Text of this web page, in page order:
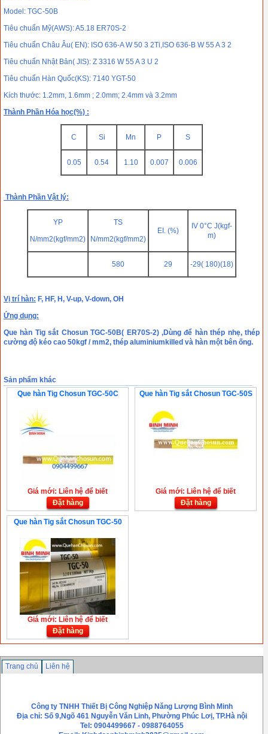
Model: TGC-50B
Tiêu chuẩn Mỹ(AWS): A5.18 ER70S-2
Tiêu chuẩn Châu Âu( EN): ISO 636-A W 50 3 2Ti,ISO 636-B W 55 A 3 2
Tiêu chuẩn Nhật Bản( JIS): Z 3316 W 55 A 3 U 2
Tiêu chuẩn Hàn Quốc(KS): 7140 YGT-50
Kích thước: 1.2mm, 1.6mm ; 2.0mm; 2.4mm và 3.2mm
Thành Phần Hóa học(%) :
C Si Mn P S
0.05 0.54 1.10 0.007 0.006
Thành Phần Vật lý:
YP
N/mm2(kgf/mm2)
TS
N/mm2(kgf/mm2)
EI. (%)
IV 0°C J(kgf-
m)
580 29 -29( 180)(18)
Vị trí hàn: F, HF, H, V-up, V-down, OH
Ứng dụng:
Que hàn Tig sắt Chosun TGC-50B( ER70S-2) ,Dùng để hàn thép nhẹ, thép
cường độ kéo cao 50kgf / mm2, thép aluminiumkilled và hàn một bên ống.
Sản phẩm khác
Que hàn Tig Chosun TGC-50C
Giá mới: Liên hệ để biết
Đặt hàng
Que hàn Tig sắt Chosun TGC-50S
Giá mới: Liên hệ để biết
Đặt hàng
Que hàn Tig sắt Chosun TGC-50
Giá mới: Liên hệ để biết
Đặt hàng
Trang chủ Liên hệ
Công ty TNHH Thiết Bị Công Nghiệp Năng Lượng Bình Minh
Địa chỉ: Số 9,Ngõ 461 Nguyễn Văn Linh, Phường Phúc Lơị, TP.Hà nội
Tel: 0904499667 - 0988764055